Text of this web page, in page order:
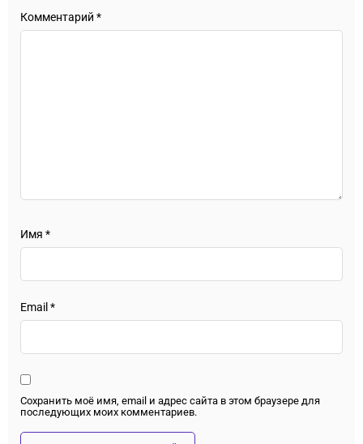
Комментарий *
Имя *
Email *
Сохранить моё имя, email и адрес сайта в этом браузере для
последующих моих комментариев.